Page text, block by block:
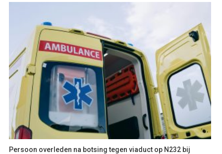
Persoon overleden na botsing tegen viaduct op N232 bij